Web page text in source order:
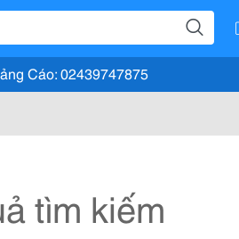
Cáo: 02439747875
tìm kiếm